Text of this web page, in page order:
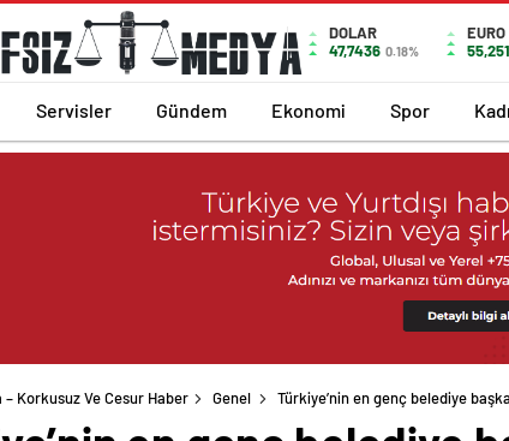
DOLAR
47,7436 0.18%
EURO
Servisler Gündem Ekonomi Spor
– Korkusuz Ve Cesur Haber Genel Türkiye’nin en genç belediye